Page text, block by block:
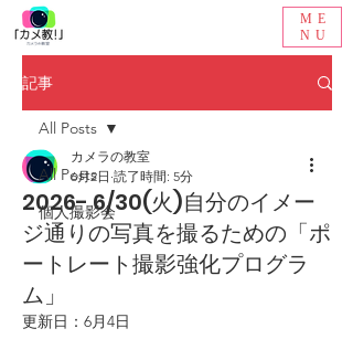
ME
NU
記事
All Posts
個人撮影会
All Posts
2026- 6/30(火)自分のイメー
ジ通りの写真を撮るための「ポ
ートレート撮影強化プログラ
ム」
カメラの教室
6月2日 読了時間: 5分
更新日： 6月4日